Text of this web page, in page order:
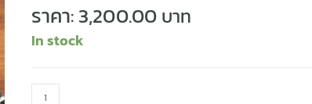
ราคา:3,200.00
In stock